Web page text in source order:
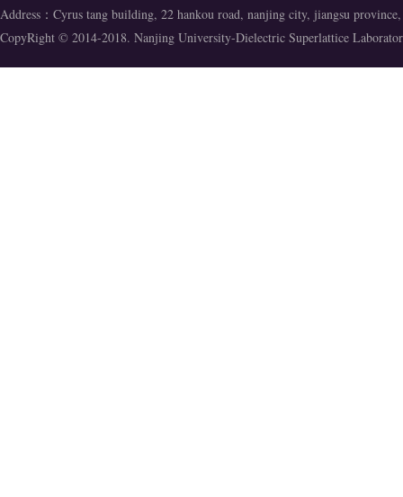
Address：Cyrus tang building, 22 hankou road, nanjing city, jiangsu
CopyRight © 2014-2018. Nanjing University-Dielectric Superlattice